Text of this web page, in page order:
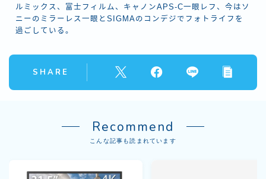
ルミックス、富士フィルム、キャノンAPS-C一眼レフ、今はソ
ニーのミラーレス一眼とSIGMAのコンデジでフォトライフを
過ごしている。
SHARE
Recommend
こんな記事も読まれています